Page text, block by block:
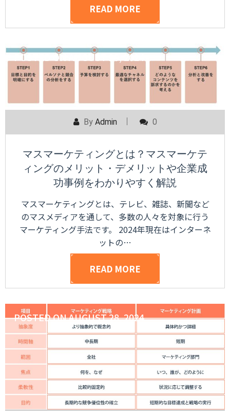
READ MORE
POSTED ONAUGUST 29, 2024
By Admin 0
マスマーケティングとは？マスマーケテ
ィングのメリット・デメリットや企業成
功事例をわかりやすく解説
マスマーケティングとは、テレビ、雑誌、新聞など
のマスメディアを通して、多数の人々を対象に行う
マーケティング手法です。 2024年現在はインターネ
ットの…
READ MORE
POSTED ONAUGUST 28, 2024